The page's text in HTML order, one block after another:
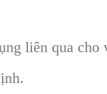
liên qua cho